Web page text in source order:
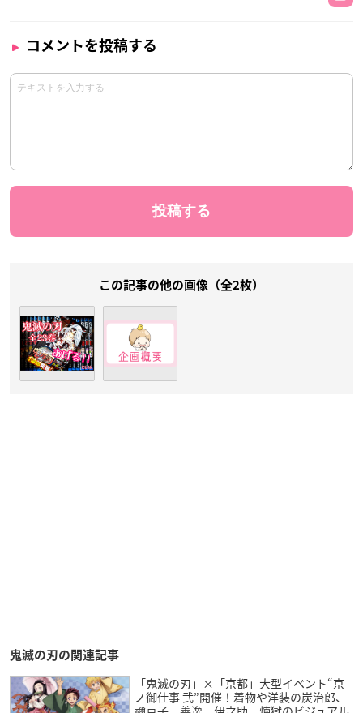
コメントを投稿する
この記事の他の画像（全2枚）
鬼滅の刃の関連記事
「鬼滅の刃」×「京都」大型イベント“京
ノ御仕事 弐”開催！着物や洋装の炭治郎、